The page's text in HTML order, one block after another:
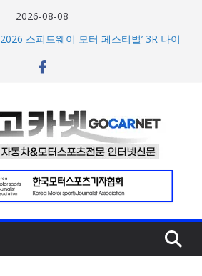
2026-08-08
스피드웨이 모터 페스티벌’ 3R 나이
완성한 초고성능 슈퍼카 ‘누볼라리’ 제
·하체 소음 잡는 ‘스테빌라이저 링크’ 정
정부로부터 1,000만 캐나다달러 규모